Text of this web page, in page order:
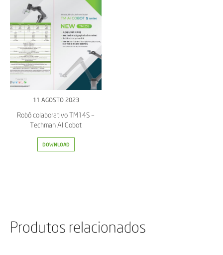
11 AGOSTO 2023
Robô colaborativo TM14S –
Techman AI Cobot
DOWNLOAD
Produtos relacionados